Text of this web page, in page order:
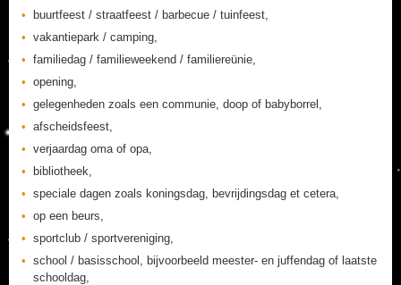
buurtfeest / straatfeest / barbecue / tuinfeest,
vakantiepark / camping,
familiedag / familieweekend / familiereünie,
opening,
gelegenheden zoals een communie, doop of babyborrel,
afscheidsfeest,
verjaardag oma of opa,
bibliotheek,
speciale dagen zoals koningsdag, bevrijdingsdag et cetera,
op een beurs,
sportclub / sportvereniging,
school / basisschool, bijvoorbeeld meester- en juffendag of laatste
schooldag,